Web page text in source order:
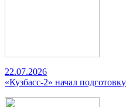
22.07.2026
«Кузбасс-2» начал